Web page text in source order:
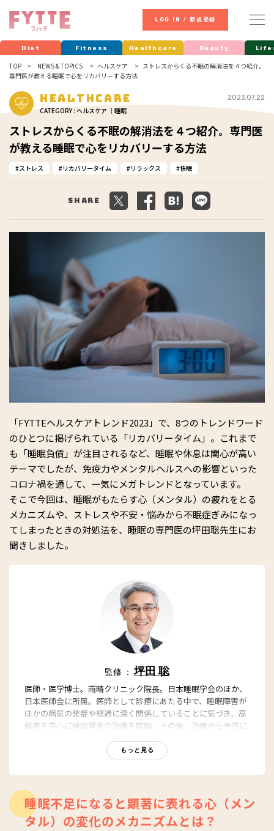
LOG IN / 新規登録
Diet Fitness Healthcare Beauty
TOP NEWS & TOPICS ヘルスケア
ストレスからくる不眠の解消法を４つ紹介。
専門医が教える睡眠で心をリカバリーする方法
Healthcare
CATEGORY : ヘルスケア ｜睡眠
2023.07.22
ストレスからくる不眠の解消法を４つ紹介。専門医
が教える睡眠で心をリカバリーする方法
ストレス リカバリータイム リラックス 快眠
Share
「FYTTEヘルスケアトレンド2023」で、8つのトレンドワード
のひとつに掲げられている「リカバリータイム」。これまで
も「睡眠負債」が注目されるなど、睡眠や休息は関心が高い
テーマでしたが、免疫力やメンタルヘルスへの影響といった
コロナ禍を通して、一気にメガトレンドとなっています。
そこで今回は、睡眠がもたらす心（メンタル）の疲れをとる
メカニズムや、ストレスや不安・悩みから不眠症ぎみになっ
てしまったときの対処法を、睡眠の専門医の坪田聡先生にお
聞きしました。
監修 ：坪田 聡
医師・医学博士。雨晴クリニック院長。日本睡眠学会のほか、
日本医師会に所属。医師として診療にあたる中で、睡眠障害が
ほかの病気の発症や経過に深く関係していることに気づき、高
齢者を中心に睡眠障害の治療を開始。その後、治療から予防に
プトのもと、睡眠の質を向上させるための指導や普及に努め
る。著書に、『女性ホルモンが整う オトナ女子の睡眠ノー
ト』（総合法令出版）、『朝５時起きが習慣になる「５時間快
もっと見る
睡眠不足になると顕著に表れる心（メン
タル）の変化のメカニズムとは？